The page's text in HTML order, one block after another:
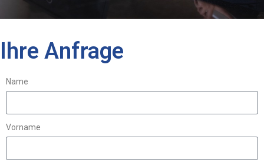
Ihre Anfrage
Name
Vorname